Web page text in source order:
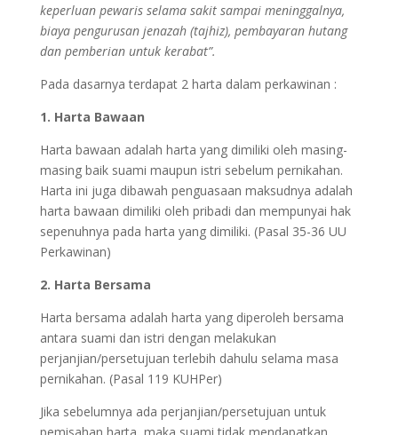
keperluan pewaris selama sakit sampai meninggalnya,
biaya pengurusan jenazah (tajhiz), pembayaran hutang
dan pemberian untuk kerabat”.
Pada dasarnya terdapat 2 harta dalam perkawinan :
1. Harta Bawaan
Harta bawaan adalah harta yang dimiliki oleh masing-
masing baik suami maupun istri sebelum pernikahan.
Harta ini juga dibawah penguasaan maksudnya adalah
harta bawaan dimiliki oleh pribadi dan mempunyai hak
sepenuhnya pada harta yang dimiliki. (Pasal 35-36 UU
Perkawinan)
2. Harta Bersama
Harta bersama adalah harta yang diperoleh bersama
antara suami dan istri dengan melakukan
perjanjian/persetujuan terlebih dahulu selama masa
pernikahan. (Pasal 119 KUHPer)
Jika sebelumnya ada perjanjian/persetujuan untuk